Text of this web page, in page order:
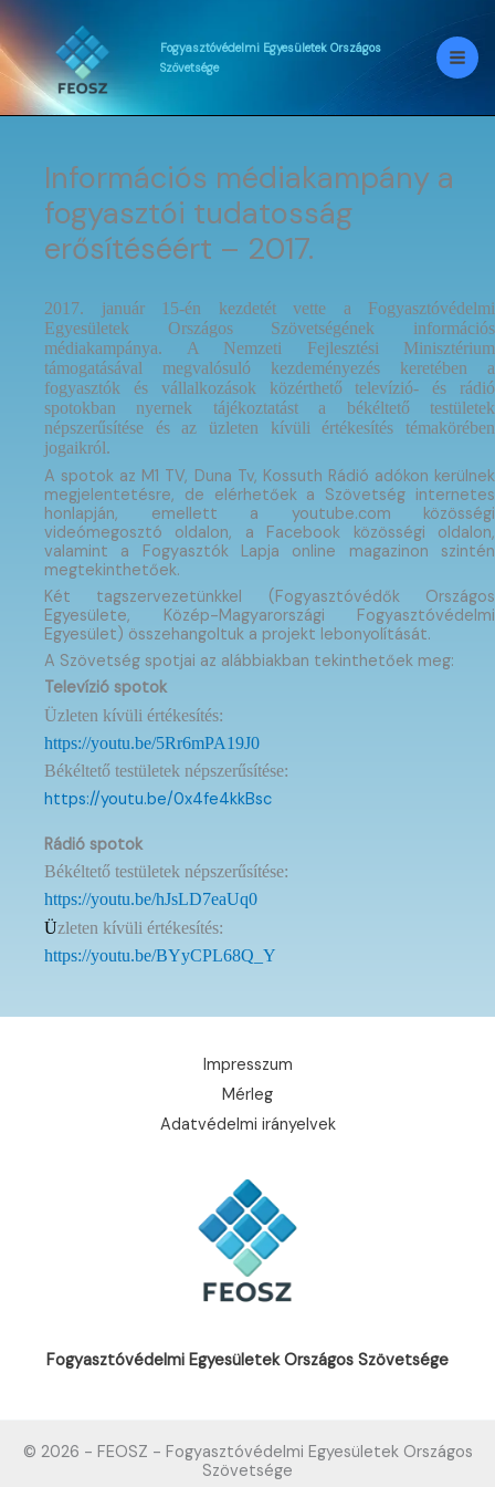
Skip
to
content
Fogyasztóvédelmi Egyesületek Országos
Szövetsége
Információs médiakampány a
fogyasztói tudatosság
erősítéséért – 2017.
2017. január 15-én kezdetét vette a Fogyasztóvédelmi
Egyesületek Országos Szövetségének információs
médiakampánya. A Nemzeti Fejlesztési Minisztérium
támogatásával megvalósuló kezdeményezés keretében a
fogyasztók és vállalkozások közérthető televízió- és rádió
spotokban nyernek tájékoztatást a békéltető testületek
népszerűsítése és az üzleten kívüli értékesítés témakörében
jogaikról.
A spotok az M1 TV, Duna Tv, Kossuth Rádió adókon kerülnek
megjelentetésre, de elérhetőek a Szövetség internetes
honlapján, emellett a youtube.com közösségi
videómegosztó oldalon, a Facebook közösségi oldalon,
valamint a Fogyasztók Lapja online magazinon szintén
megtekinthetőek.
Két tagszervezetünkkel (Fogyasztóvédők Országos
Egyesülete, Közép-Magyarországi Fogyasztóvédelmi
Egyesület) összehangoltuk a projekt lebonyolítását.
A Szövetség spotjai az alábbiakban tekinthetőek meg:
Televízió spotok
Üzleten kívüli értékesítés:
https://youtu.be/5Rr6mPA19J0
Békéltető testületek népszerűsítése:
https://youtu.be/0x4fe4kkBsc
Rádió spotok
Békéltető testületek népszerűsítése:
https://youtu.be/hJsLD7eaUq0
Üzleten kívüli értékesítés:
https://youtu.be/BYyCPL68Q_Y
Impresszum
Mérleg
Adatvédelmi irányelvek
Fogyasztóvédelmi Egyesületek Országos Szövetsége
© 2026 - FEOSZ - Fogyasztóvédelmi Egyesületek Országos
Szövetsége